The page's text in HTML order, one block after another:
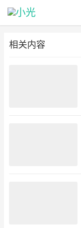
相关内容